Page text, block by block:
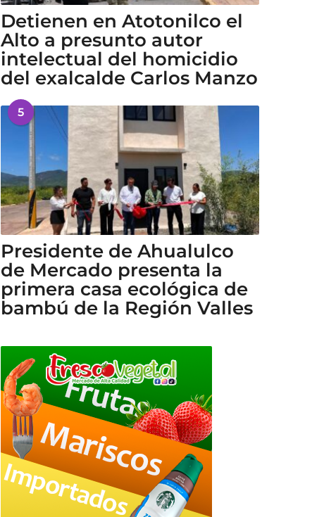
Detienen en Atotonilco el
Alto a presunto autor
intelectual del homicidio
del exalcalde Carlos Manzo
5
Presidente de Ahualulco
de Mercado presenta la
primera casa ecológica de
bambú de la Región Valles